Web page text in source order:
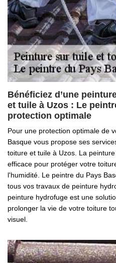
Bénéficiez d’une
et tuile à Uzos : Le
protection optimale
Pour une protection optimale de
Basque vous propose ses
toiture et tuile à Uzos. La
efficace pour protéger votre
l'humidité. Le peintre du Pays
tous vos travaux de peinture
peinture hydrofuge est une
prolonger la vie de votre toiture
visuel.